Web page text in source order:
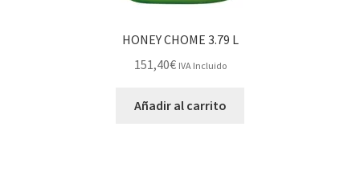
HONEY CHOME 3.79 L
151,40€ IVA Incluido
Añadir al carrito